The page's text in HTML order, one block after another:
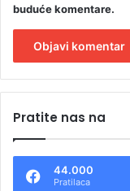
buduće komentare.
tPratite nas na
44.000
Pratilaca